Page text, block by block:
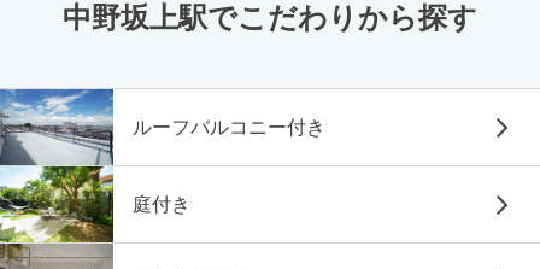
中野坂上駅でこだわりから探す
ルーフバルコニー付き
庭付き